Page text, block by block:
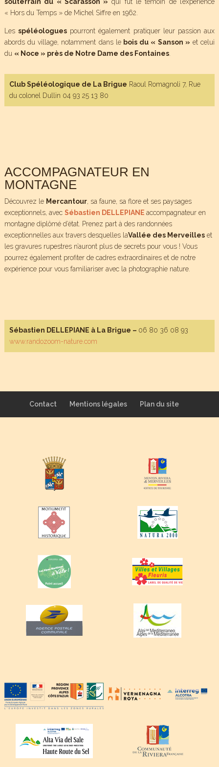
« Hors du Temps » de Michel Siffre en 1962.
Lesspéléologues pourront également pratiquer leur passion aux
abords du village, notamment dans lebois du « Sanson » et celui
du « Noce » près de Notre Dame des Fontaines.
Club Spéléologique de La Brigue Raoul Romagnoli 7, Rue
du colonel Dullin 04 93 25 13 80
ACCOMPAGNATEUR EN
MONTAGNE
Découvrez le Mercantour, sa faune, sa flore et ses paysages
exceptionnels, avec Sébastien DELLEPIANE accompagnateur en
montagne diplômé d’état. Prenez part à des randonnées
exceptionnelles aux travers desquelles laVallée des Merveilleset
les gravures rupestres n’auront plus de secrets pour vous ! Vous
pourrez également profiter de cadres extraordinaires et de notre
expérience pour vous familiariser avec la photographie nature.
Sébastien DELLEPIANE à La Brigue – 06 80 36 08 93
www.randozoom-nature.com
Contact Mentions légales Plan du site